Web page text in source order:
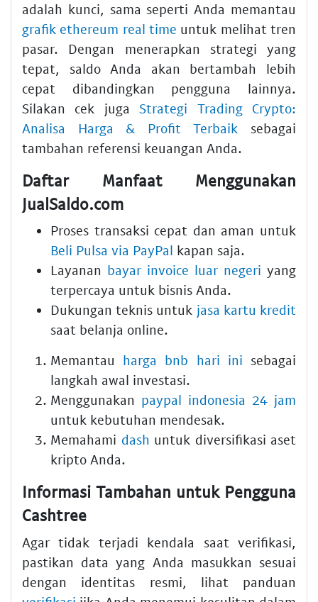
adalah kunci, sama seperti Anda memantau
grafik ethereum real time untuk melihat tren
pasar. Dengan menerapkan strategi yang
tepat, saldo Anda akan bertambah lebih
cepat dibandingkan pengguna lainnya.
Silakan cek jugaStrategi Trading Crypto:
Analisa Harga & Profit Terbaik sebagai
tambahan referensi keuangan Anda.
Daftar Manfaat Menggunakan
JualSaldo.com
Proses transaksi cepat dan aman untuk
Beli Pulsa via PayPal kapan saja.
Layanan bayar invoice luar negeri yang
terpercaya untuk bisnis Anda.
Dukungan teknis untuk jasa kartu kredit
saat belanja online.
Memantau harga bnb hari ini sebagai
langkah awal investasi.
Menggunakan paypal indonesia 24 jam
untuk kebutuhan mendesak.
Memahami dash untuk diversifikasi aset
kripto Anda.
Informasi Tambahan untuk Pengguna
Cashtree
Agar tidak terjadi kendala saat verifikasi,
pastikan data yang Anda masukkan sesuai
dengan identitas resmi, lihat panduan